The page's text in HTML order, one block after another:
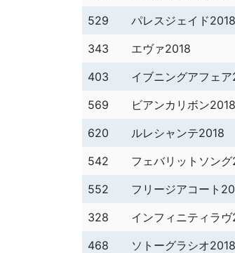
529
パレスジェイド2018
343
エヴァ2018
403
イブニングアフェ
569
ビアンカリボン2018
620
ルレシャンテ2018
542
フェバリットソン
552
フリージアコート
328
インフィニティラ
468
ソトーグラシオ2018